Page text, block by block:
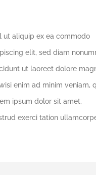
ut aliquip ex ea commodo
elit, sed diam
ut laoreet dolore
enim ad minim veniam,
ipsum dolor sit amet,
exerci tation